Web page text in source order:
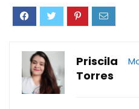
Priscila
Torres